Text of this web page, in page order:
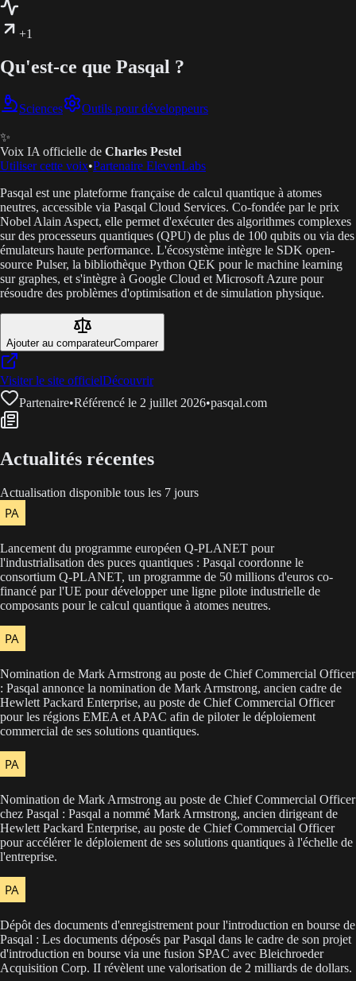
+1
Qu'est-ce que Pasqal ?
Sciences Outils pour développeurs
✨
Voix IA officielle de Charles Pestel
Utiliser cette voix•Partenaire ElevenLabs
Pasqal est une plateforme française de calcul quantique à atomes
neutres, accessible via Pasqal Cloud Services. Co-fondée par le prix
Nobel Alain Aspect, elle permet d'exécuter des algorithmes complexes
sur des processeurs quantiques (QPU) de plus de 100 qubits ou via des
émulateurs haute performance. L'écosystème intègre le SDK open-
source Pulser, la bibliothèque Python QEK pour le machine learning
sur graphes, et s'intègre à Google Cloud et Microsoft Azure pour
résoudre des problèmes d'optimisation et de simulation physique.
Ajouter au comparateurComparer
Visiter le site officielDécouvrir
Partenaire•Référencé le 2 juillet 2026•pasqal.com
Actualités récentes
Actualisation disponible tous les 7 jours
Lancement du programme européen Q-PLANET pour
l'industrialisation des puces quantiques : Pasqal coordonne le
consortium Q-PLANET, un programme de 50 millions d'euros co-
financé par l'UE pour développer une ligne pilote industrielle de
composants pour le calcul quantique à atomes neutres.
Nomination de Mark Armstrong au poste de Chief Commercial Officer
: Pasqal annonce la nomination de Mark Armstrong, ancien cadre de
Hewlett Packard Enterprise, au poste de Chief Commercial Officer
pour les régions EMEA et APAC afin de piloter le déploiement
commercial de ses solutions quantiques.
Nomination de Mark Armstrong au poste de Chief Commercial Officer
chez Pasqal : Pasqal a nommé Mark Armstrong, ancien dirigeant de
Hewlett Packard Enterprise, au poste de Chief Commercial Officer
pour accélérer le déploiement de ses solutions quantiques à l'échelle de
l'entreprise.
Dépôt des documents d'enregistrement pour l'introduction en bourse de
Pasqal : Les documents déposés par Pasqal dans le cadre de son projet
d'introduction en bourse via une fusion SPAC avec Bleichroeder
Acquisition Corp. II révèlent une valorisation de 2 milliards de dollars.